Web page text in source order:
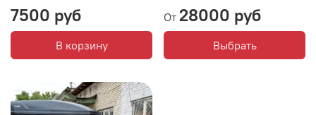
7500 руб
В корзину
От 28000 руб
Выбрать